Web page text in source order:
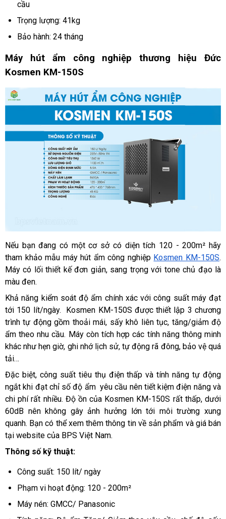
cầu
Trọng lượng: 41kg
Bảo hành: 24 tháng
Máy hút ẩm công nghiệp thương hiệu Đức
Kosmen KM-150S
Nếu bạn đang có một cơ sở có diện tích 120 - 200m² hãy
tham khảo mẫu máy hút ẩm công nghiệp Kosmen KM-150S.
Máy có lối thiết kế đơn giản, sang trọng với tone chủ đạo là
màu đen.
Khả năng kiểm soát độ ẩm chính xác với công suất máy đạt
tới 150 lít/ngày.  Kosmen KM-150S được thiết lập 3 chương
trình tự động gồm thoải mái, sấy khô liên tục, tăng/giảm độ
ẩm theo nhu cầu. Máy còn tích hợp các tính năng thông minh
khác như hẹn giờ, ghi nhớ lịch sử, tự động rã đông, bảo vệ quá
tải…
Đặc biệt, công suất tiêu thụ điện thấp và tính năng tự động
ngắt khi đạt chỉ số độ ẩm  yêu cầu nên tiết kiệm điện năng và
chi phí rất nhiều. Độ ồn của Kosmen KM-150S rất thấp, dưới
60dB nên không gây ảnh hưởng lớn tới môi trường xung
quanh. Bạn có thể xem thêm thông tin về sản phẩm và giá bán
tại website của BPS Việt Nam.
Thông số kỹ thuật:
Công suất: 150 lít/ ngày
Phạm vi hoạt động: 120 - 200m²
Máy nén: GMCC/ Panasonic